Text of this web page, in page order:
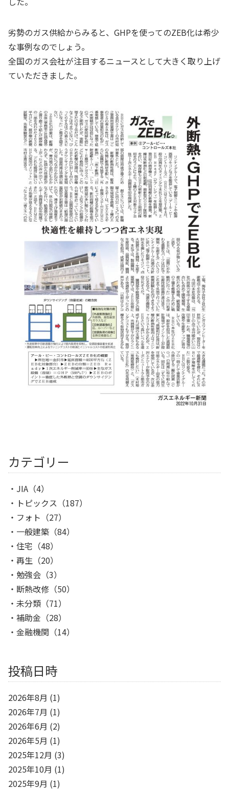
劣勢のガス供給からみると、GHPを使ってのZEB化は希少
な事例なのでしょう。
全国のガス会社が注目するニュースとして大きく取り上げ
ていただきました。
カテゴリー
JIA （4）
トピックス （187）
フォト （27）
一般建築 （84）
住宅 （48）
再生 （20）
勉強会 （3）
断熱改修 （50）
未分類 （71）
補助金 （28）
金融機関 （14）
投稿日時
2026年8月 (1)
2026年7月 (1)
2026年6月 (2)
2026年5月 (1)
2025年12月 (3)
2025年10月 (1)
2025年9月 (1)